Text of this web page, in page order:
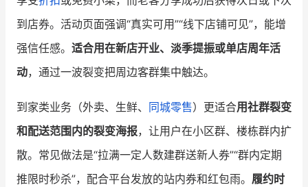
到店券。活动页面强调“真实可用”“线下店铺可见”，能增
强信任感。 适合用在新店开业、淡季提振或单店周年活
动，通过一波裂变把周边客群集中触达。
到家类业务（外卖、生鲜、 同城零售）更适合用社群裂变
和配送范围内的裂变海报，让用户在小区群、楼栋群内扩
散。常见做法是“拉满一定人数建群送新人券”“群内定期
推限时秒杀”，配合平台发放的站内券和红包雨。 履约时